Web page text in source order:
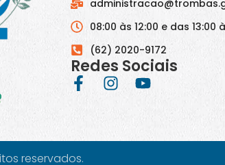
08:00 às 12:00 e das 13:00
(62) 2020-9172
Redes Sociais
reservados.